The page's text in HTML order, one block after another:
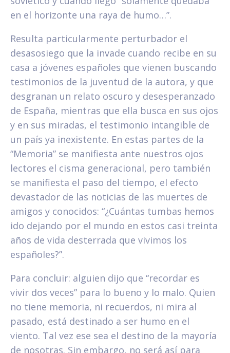
en el horizonte una raya de humo…”.
Resulta particularmente perturbador el
desasosiego que la invade cuando recibe en su
casa a jóvenes españoles que vienen buscando
testimonios de la juventud de la autora, y que
desgranan un relato oscuro y desesperanzado
de España, mientras que ella busca en sus ojos
y en sus miradas, el testimonio intangible de
un país ya inexistente. En estas partes de la
“Memoria” se manifiesta ante nuestros ojos
lectores el cisma generacional, pero también
se manifiesta el paso del tiempo, el efecto
devastador de las noticias de las muertes de
amigos y conocidos: “¿Cuántas tumbas hemos
ido dejando por el mundo en estos casi treinta
años de vida desterrada que vivimos los
españoles?”.
Para concluir: alguien dijo que “recordar es
vivir dos veces” para lo bueno y lo malo. Quien
no tiene memoria, ni recuerdos, ni mira al
pasado, está destinado a ser humo en el
viento. Tal vez ese sea el destino de la mayoría
de nosotras. Sin embargo, no será así para